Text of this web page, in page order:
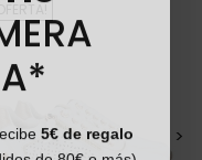
>
5€ de regalo
de 80€ o más)